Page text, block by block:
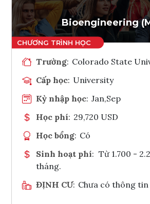
Tham vấn
Bioengineering
Trường: Colorado State
Cấp học: University
Kỳ nhập học: Jan,Sep
Học phí: 29,720 USD
Học bổng: Có
Sinh hoạt phí: Từ 1.700 -
tháng.
ĐỊNH CƯ: Chưa có thông tin